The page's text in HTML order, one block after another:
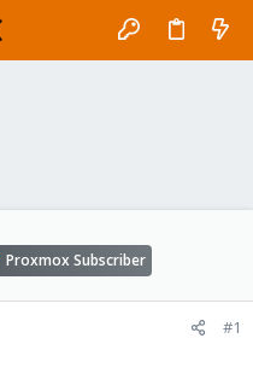
Proxmox Subscriber
#1